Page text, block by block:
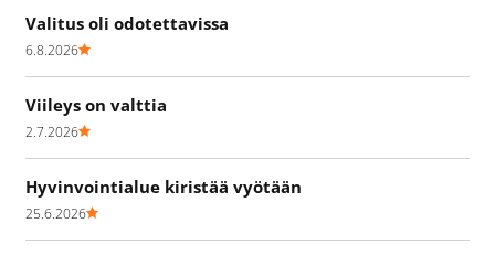
Valitus oli odotettavissa
6.8.2026
Viileys on valttia
2.7.2026
Hyvinvointialue kiristää vyötään
25.6.2026